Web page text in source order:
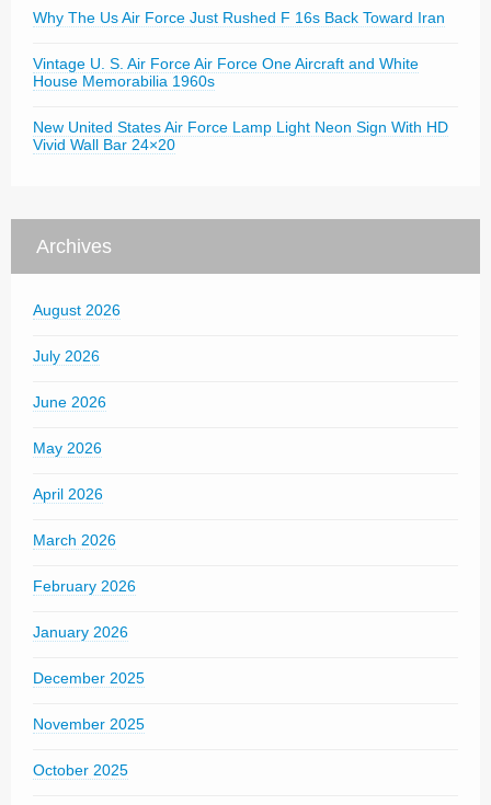
Why The Us Air Force Just Rushed F 16s Back Toward Iran
Vintage U. S. Air Force Air Force One Aircraft and White
House Memorabilia 1960s
New United States Air Force Lamp Light Neon Sign With HD
Vivid Wall Bar 24×20
Archives
August 2026
July 2026
June 2026
May 2026
April 2026
March 2026
February 2026
January 2026
December 2025
November 2025
October 2025